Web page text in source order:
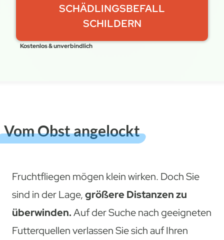
SCHÄDLINGSBEFALL
SCHILDERN
Kostenlos & unverbindlich
Vom Obst angelockt
Fruchtfliegen mögen klein wirken. Doch Sie
sind in der Lage,größere Distanzen zu
überwinden.Auf der Suche nach geeigneten
Futterquellen verlassen Sie sich auf Ihren